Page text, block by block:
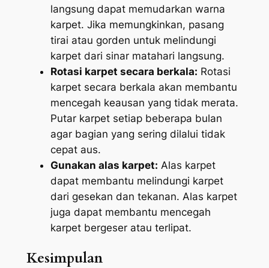
langsung dapat memudarkan warna
karpet. Jika memungkinkan, pasang
tirai atau gorden untuk melindungi
karpet dari sinar matahari langsung.
Rotasi karpet secara berkala: Rotasi
karpet secara berkala akan membantu
mencegah keausan yang tidak merata.
Putar karpet setiap beberapa bulan
agar bagian yang sering dilalui tidak
cepat aus.
Gunakan alas karpet: Alas karpet
dapat membantu melindungi karpet
dari gesekan dan tekanan. Alas karpet
juga dapat membantu mencegah
karpet bergeser atau terlipat.
Kesimpulan